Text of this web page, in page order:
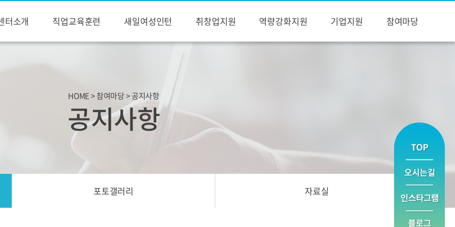
터소개 직업교육훈련 새일여성인턴 취창업지원 역량강화지원 기업지원 참여마당
HOME > 참여마당 > 공지사항
공지사항
포토갤러리 자료실